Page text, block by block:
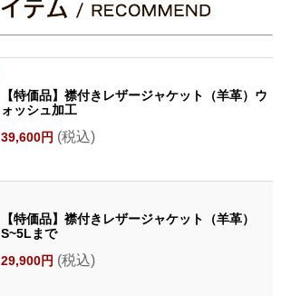
【特価品】襟付きレザージャケット（羊革）ウ
ォッシュ加工
39,600円 (税込)
【特価品】襟付きレザージャケット（羊革）
S~5Lまで
29,900円 (税込)